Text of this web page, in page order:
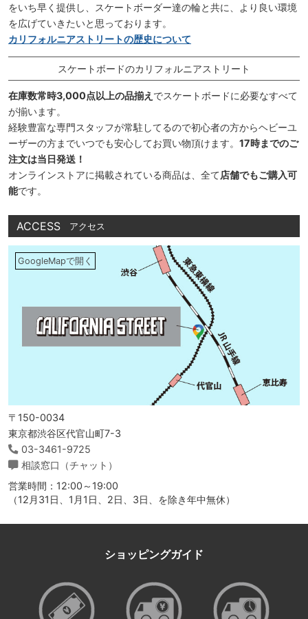
をいち早く提供し、スケートボーダー達の輪と共に、より良い環境
を広げていきたいと思っております。
カリフォルニアストリートの歴史について
スケートボードのカリフォルニアストリート
在庫数常時3,000点以上の品揃え でスケートボードに必要なすべて
が揃います。
経験豊富な専門スタッフが常駐してるので初心者の方からヘビーユ
ーザーの方までいつでも安心してお買い物頂けます。 17時までのご
注文は当日発送！
オンラインストアに掲載されている商品は、全て店舗でもご購入可
能です。
ACCESS アクセス
GoogleMapで開く
〒150-0034
東京都渋谷区代官山町7-3
03-3461-9725
相談窓口（チャット）
営業時間：12:00～19:00
（12月31日、1月1日、2日、3日、を除き年中無休）
ショッピングガイド